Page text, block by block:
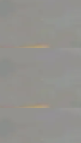
提升 41%，每
而是真正听懂。通过
识别覆盖粤语、吴语
本。 Changes/fixe
问题 为避免音频加
利用 AI 工具（如